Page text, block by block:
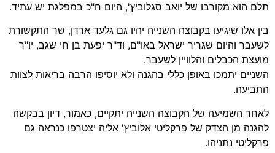
תלם הוא מקורבו של יואב סגלוביץ', היום ח"כ במפלגת יש עתיד.
בין אלו שיגיעו בקבוצה השנייה יהיו גם גלעד ארדן, שר התקשורת
לשעבר והיום שגריר ישראל באו"ם, וד"ר יפעת בן חי שגב, יו"ר
מועצת הכבלים והלוויין לשעבר.
השניים יתמכו באופן כללי בהגנה ולא יוסיפו הרבה בריאות לצוות
התביעה.
לאחר השמיעה של הקבוצה השנייה יתקיים, כאמור, דיון בבקשה
להגנה מן הצדק של פרקליטי אלוביץ' אליה יצטרפו כנראה גם
פרקליטי נתניהו.